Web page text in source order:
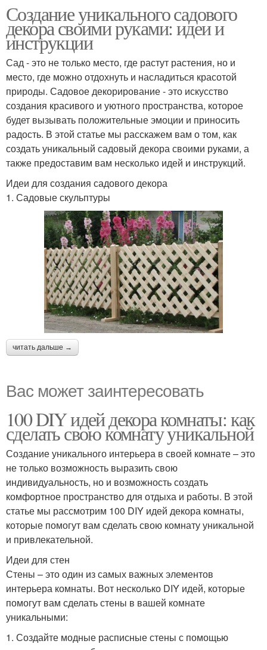
Создание уникального садового
декора своими руками: идеи и
инструкции
Сад - это не только место, где растут растения, но и
место, где можно отдохнуть и насладиться красотой
природы. Садовое декорирование - это искусство
создания красивого и уютного пространства, которое
будет вызывать положительные эмоции и приносить
радость. В этой статье мы расскажем вам о том, как
создать уникальный садовый декора своими руками, а
также предоставим вам несколько идей и инструкций.
Идеи для создания садового декора
1. Садовые скульптуры
читать дальше →
Вас может заинтересовать
100 DIY идей декора комнаты: как
сделать свою комнату уникальной
Создание уникального интерьера в своей комнате – это
не только возможность выразить свою
индивидуальность, но и возможность создать
комфортное пространство для отдыха и работы. В этой
статье мы рассмотрим 100 DIY идей декора комнаты,
которые помогут вам сделать свою комнату уникальной
и привлекательной.
Идеи для стен
Стены – это один из самых важных элементов
интерьера комнаты. Вот несколько DIY идей, которые
помогут вам сделать стены в вашей комнате
уникальными:
1. Создайте модные расписные стены с помощью